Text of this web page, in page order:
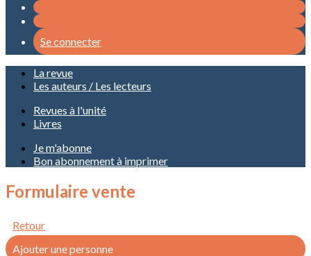
Se connecter
La revue
Les auteurs / Les lecteurs
Revues à l'unité
Livres
Je m'abonne
Bon abonnement à imprimer
Formulaire vente
Retour
Ajouter une personne